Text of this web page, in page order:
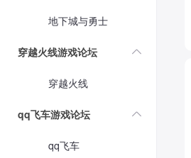
地下城与勇士
穿越火线游戏论坛
穿越火线
qq飞车游戏论坛
qq飞车